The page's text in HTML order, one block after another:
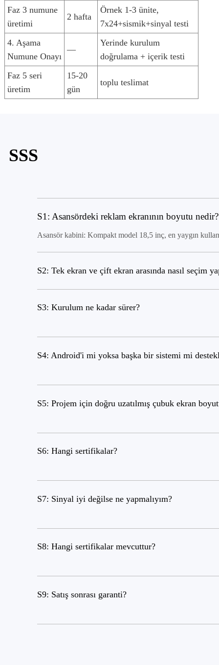
Faz 3 numune
üretimi
2 hafta
Örnek 1-3 ünite,
7x24+sismik+sinyal testi
4. Aşama
Numune Onayı
—
Yerinde kurulum
doğrulama + içerik testi
Faz 5 seri
üretim
15-20
gün
toplu teslimat
SSS
S1: Asansördeki reklam ekranının boyutu nedir?
Asansör kabini: Kompakt model 18,5 inç, en yaygın
S2: Tek ekran ve çift ekran arasında nasıl seçim
S3: Kurulum ne kadar sürer?
S4: Android'i mi yoksa başka bir sistemi mi
S5: Projem için doğru uzatılmış çubuk ekran
S6: Hangi sertifikalar?
S7: Sinyal iyi değilse ne yapmalıyım?
S8: Hangi sertifikalar mevcuttur?
S9: Satış sonrası garanti?